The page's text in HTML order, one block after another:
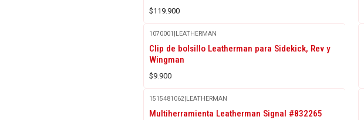
$119.900
1070001 LEATHERMAN
Clip de bolsillo Leatherman para Sidekick, Rev y
Wingman
$9.900
1515481062 LEATHERMAN
Multiherramienta Leatherman Signal #832265